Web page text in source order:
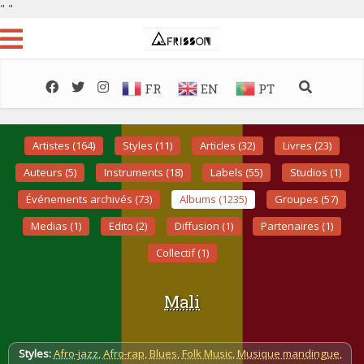
" "
FR EN PT
Artistes (164) Styles (11) Articles (32)
Livres (23)
Auteurs (5)
Instruments (18) Labels (55)
Studios (1)
Événements archivés (73)
Albums (1235)
Groupes (57)
Medias (1)
Edito (2) Diffusion (1)
Partenaires (1)
Collectif (1)
Mali
Styles:Afro-jazz,Afro-rap, Blues, Folk Music, Musique mandingue,